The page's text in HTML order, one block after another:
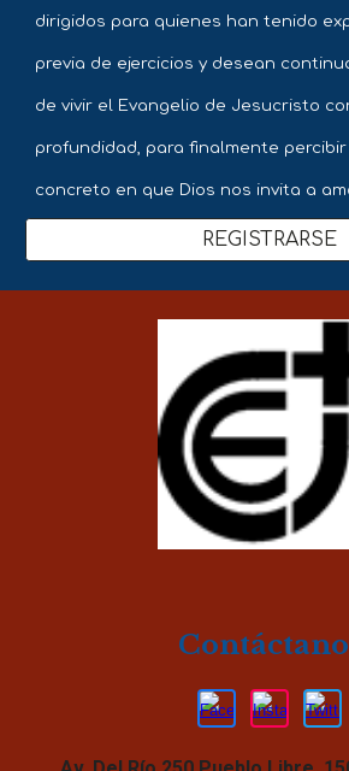
dirigidos para quienes han tenido
previa de ejercicios y desean
de vivir el Evangelio de Jesucristo
profundidad, para finalmente
concreto en que Dios nos invita a
REGISTRARSE